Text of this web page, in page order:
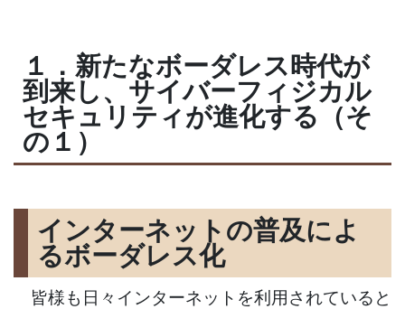
１．新たなボーダレス時代が
到来し、サイバーフィジカル
セキュリティが進化する（そ
の１）
インターネットの普及によ
るボーダレス化
皆様も日々インターネットを利用されていると